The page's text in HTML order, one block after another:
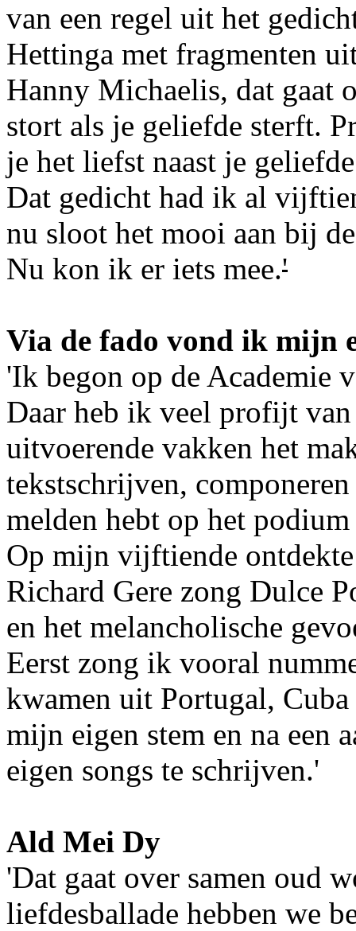
van een regel uit het
Hettinga met fragmenten
Hanny Michaelis, dat gaat
stort als je geliefde sterft.
je het liefst naast je
Dat gedicht had ik al
nu sloot het mooi aan bij
Nu kon ik er iets mee.'
Via de fado vond ik mijn
'Ik begon op de Academie
Daar heb ik veel profijt van
uitvoerende vakken het
tekstschrijven,
melden hebt op het podium
Op mijn vijftiende
Richard Gere zong Dulce
en het melancholische
Eerst zong ik vooral
kwamen uit Portugal,
mijn eigen stem en na een
eigen songs te schrijven.'
Ald Mei Dy
'Dat gaat over samen oud
liefdesballade hebben we